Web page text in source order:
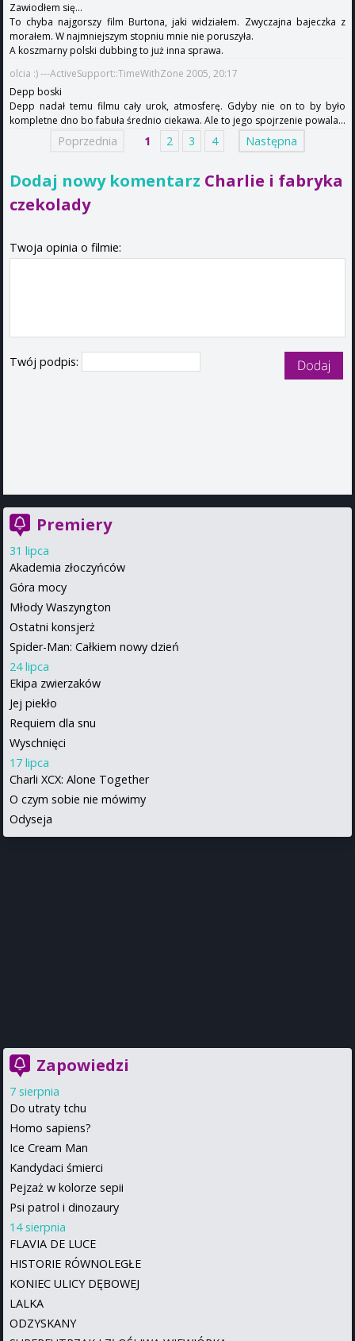
Zawiodłem się...
To chyba najgorszy film Burtona, jaki widziałem. Zwyczajna bajeczka z
morałem. W najmniejszym stopniu mnie nie poruszyła.
A koszmarny polski dubbing to już inna sprawa.
olcia :) ---ActiveSupport::TimeWithZone 2005, 20:17
Depp boski
Depp nadał temu filmu cały urok, atmosferę. Gdyby nie on to by było
kompletne dno bo fabuła średnio ciekawa. Ale to jego spojrzenie powala...
Poprzednia 1 2 3 4 Następna
Dodaj nowy komentarz Charlie i fabryka
czekolady
Twoja opinia o filmie:
Twój podpis:
Premiery
31 lipca
Akademia złoczyńców
Góra mocy
Młody Waszyngton
Ostatni konsjerż
Spider-Man: Całkiem nowy dzień
24 lipca
Ekipa zwierzaków
Jej piekło
Requiem dla snu
Wyschnięci
17 lipca
Charli XCX: Alone Together
O czym sobie nie mówimy
Odyseja
Zapowiedzi
7 sierpnia
Do utraty tchu
Homo sapiens?
Ice Cream Man
Kandydaci śmierci
Pejzaż w kolorze sepii
Psi patrol i dinozaury
14 sierpnia
FLAVIA DE LUCE
HISTORIE RÓWNOLEGŁE
KONIEC ULICY DĘBOWEJ
LALKA
ODZYSKANY